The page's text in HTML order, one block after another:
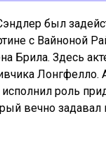
был
с Вайноной
Брила. Здесь
Лонгфелло.
роль
вечно задавал